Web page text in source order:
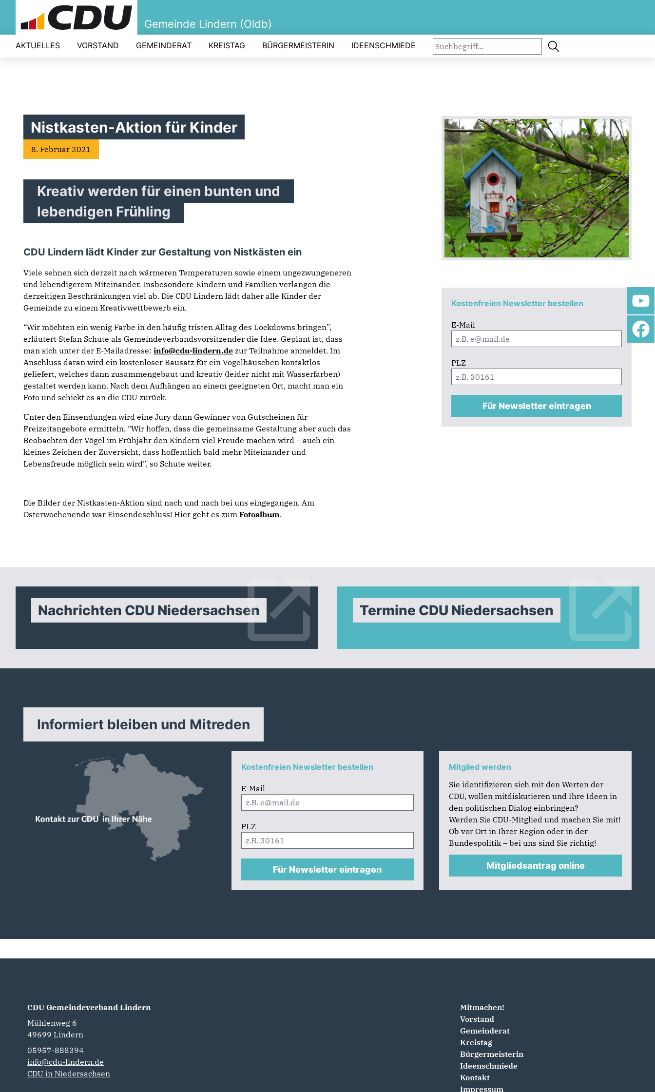
Gemeinde Lindern (Oldb)
AKTUELLES VORSTAND GEMEINDERAT KREISTAG BÜRGERMEISTERIN IDEENSCHMIEDE
Kostenfreien Newsletter bestellen
E-Mail
PLZ
Für Newsletter eintragen
Nistkasten-Aktion für Kinder
8. Februar 2021
Kreativ werden für einen bunten und
lebendigen Frühling
CDU Lindern lädt Kinder zur Gestaltung von Nistkästen ein
Viele sehnen sich derzeit nach wärmeren Temperaturen sowie einem ungezwungeneren
und lebendigerem Miteinander. Insbesondere Kindern und Familien verlangen die
derzeitigen Beschränkungen viel ab. Die CDU Lindern lädt daher alle Kinder der
Gemeinde zu einem Kreativwettbewerb ein.
“Wir möchten ein wenig Farbe in den häufig tristen Alltag des Lockdowns bringen”,
erläutert Stefan Schute als Gemeindeverbandsvorsitzender die Idee. Geplant ist, dass
man sich unter der E-Mailadresse: info@cdu-lindern.de zur Teilnahme anmeldet. Im
Anschluss daran wird ein kostenloser Bausatz für ein Vogelhäuschen kontaktlos
geliefert, welches dann zusammengebaut und kreativ (leider nicht mit Wasserfarben)
gestaltet werden kann. Nach dem Aufhängen an einem geeigneten Ort, macht man ein
Foto und schickt es an die CDU zurück.
Unter den Einsendungen wird eine Jury dann Gewinner von Gutscheinen für
Freizeitangebote ermitteln. “Wir hoffen, dass die gemeinsame Gestaltung aber auch das
Beobachten der Vögel im Frühjahr den Kindern viel Freude machen wird – auch ein
kleines Zeichen der Zuversicht, dass hoffentlich bald mehr Miteinander und
Lebensfreude möglich sein wird”, so Schute weiter.
Die Bilder der Nistkasten-Aktion sind nach und nach bei uns eingegangen. Am
Osterwochenende war Einsendeschluss! Hier geht es zum Fotoalbum.
Nachrichten CDU Niedersachsen Termine CDU Niedersachsen
Informiert bleiben und Mitreden
Kostenfreien Newsletter bestellen
E-Mail
PLZ
Für Newsletter eintragen
Mitglied werden
Sie identifizieren sich mit den Werten der
CDU, wollen mitdiskutieren und Ihre Ideen in
den politischen Dialog einbringen?
Werden Sie CDU-Mitglied und machen Sie mit!
Ob vor Ort in Ihrer Region oder in der
Bundespolitik – bei uns sind Sie richtig!
Mitgliedsantrag online
CDU Gemeindeverband Lindern
Mühlenweg 6
49699 Lindern
05957-888394
info@cdu-lindern.de
CDU in Niedersachsen
Mitmachen!
Vorstand
Gemeinderat
Kreistag
Bürgermeisterin
Ideenschmiede
Kontakt
Impressum